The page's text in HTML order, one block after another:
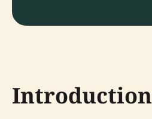
Introduction